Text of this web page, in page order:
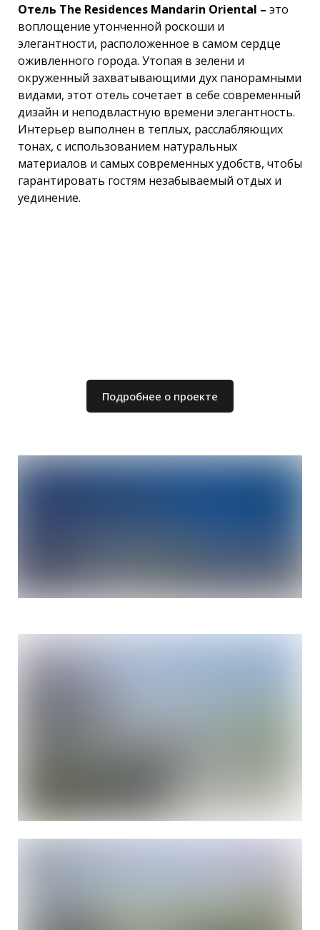
Отель The Residences Mandarin Oriental – это
воплощение утонченной роскоши и
элегантности, расположенное в самом сердце
оживленного города. Утопая в зелени и
окруженный захватывающими дух панорамными
видами, этот отель сочетает в себе современный
дизайн и неподвластную времени элегантность.
Интерьер выполнен в теплых, расслабляющих
тонах, с использованием натуральных
материалов и самых современных удобств, чтобы
гарантировать гостям незабываемый отдых и
уединение.
Подробнее о проекте